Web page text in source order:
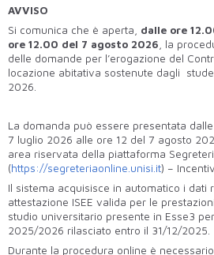
AVVISO
Si comunica che è aperta, dalle ore
ore 12.00 del 7 agosto 2026 , la
delle domande per l’erogazione del
locazione abitativa sostenute dagli
2026.
La domanda può essere presentata
7 luglio 2026 alle ore 12 del 7 agosto
area riservata della piattaforma
(https://segreteriaonline.unisi.it) –
Il sistema acquisisce in automatico i dati
attestazione ISEE valida per le
studio universitario presente in Esse3 per
2025/2026 rilasciato entro il 31/12/2025.
Durante la procedura online è